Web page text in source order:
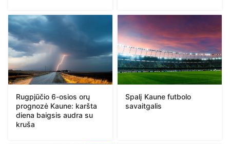
Rugpjūčio 6-osios orų
prognozė Kaune: karšta
diena baigsis audra su
kruša
Spalį Kaune futbolo
savaitgalis